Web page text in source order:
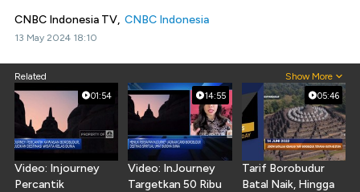
CNBC Indonesia TV, CNBC Indonesia
13 May 2024 18:10
Related Show More
01:54
Video: Injourney
Percantik
14:55
Video: InJourney
Targetkan 50 Ribu
05:46
Tarif Borobudur
Batal Naik, Hingga